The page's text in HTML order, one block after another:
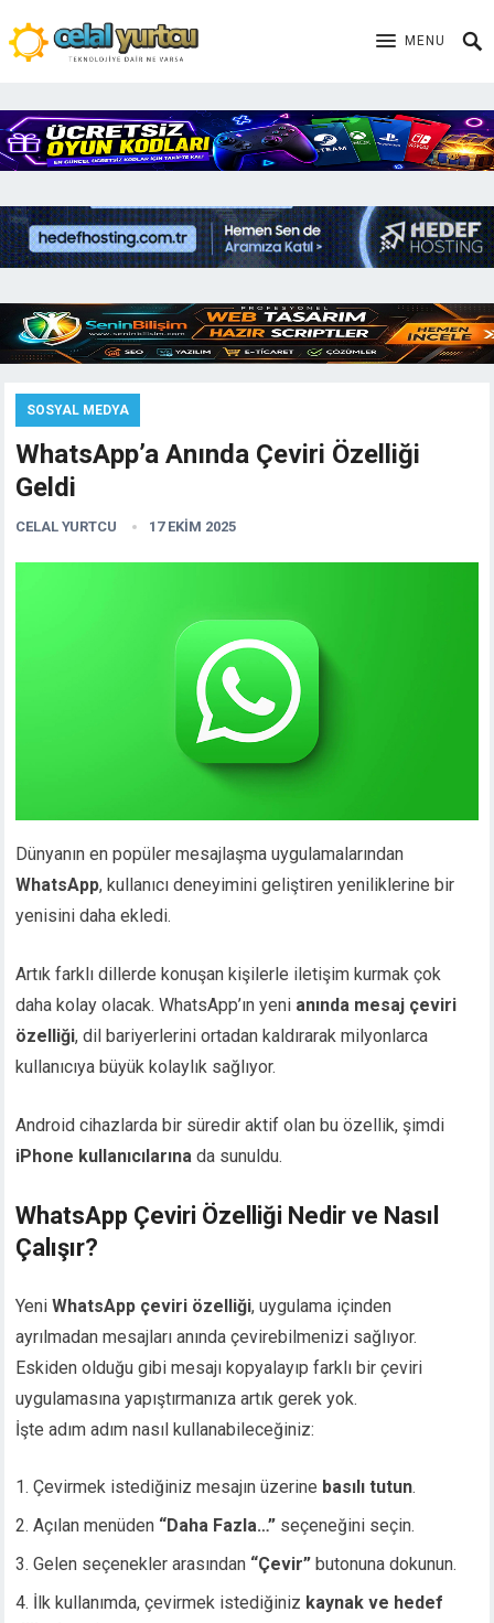
MENU
SOSYAL MEDYA
WhatsApp’a Anında Çeviri Özelliği
Geldi
CELAL YURTCU 17 EKIM 2025
Dünyanın en popüler mesajlaşma uygulamalarından
WhatsApp, kullanıcı deneyimini geliştiren yeniliklerine bir
yenisini daha ekledi.
Artık farklı dillerde konuşan kişilerle iletişim kurmak çok
daha kolay olacak. WhatsApp’ın yeni anında mesaj çeviri
özelliği, dil bariyerlerini ortadan kaldırarak milyonlarca
kullanıcıya büyük kolaylık sağlıyor.
Android cihazlarda bir süredir aktif olan bu özellik, şimdi
iPhone kullanıcılarına da sunuldu.
WhatsApp Çeviri Özelliği Nedir ve Nasıl
Çalışır?
YeniWhatsApp çeviri özelliği, uygulama içinden
ayrılmadan mesajları anında çevirebilmenizi sağlıyor.
Eskiden olduğu gibi mesajı kopyalayıp farklı bir çeviri
uygulamasına yapıştırmanıza artık gerek yok.
İşte adım adım nasıl kullanabileceğiniz:
Çevirmek istediğiniz mesajın üzerine basılı tutun.
Açılan menüden “Daha Fazla…” seçeneğini seçin.
Gelen seçenekler arasından “Çevir” butonuna dokunun.
İlk kullanımda, çevirmek istediğiniz kaynak ve hedef